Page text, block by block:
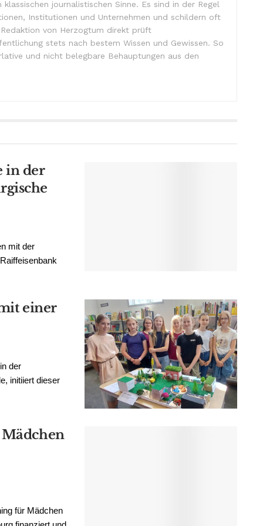
journalistischen Sinne. Es sind in der Regel
Institutionen und Unternehmen und schildern oft
von Herzogtum direkt prüft
stets nach bestem Wissen und Gewissen. So
und nicht belegbare Behauptungen aus den
in der
mit der
einer
der
initiiert dieser
für Mädchen